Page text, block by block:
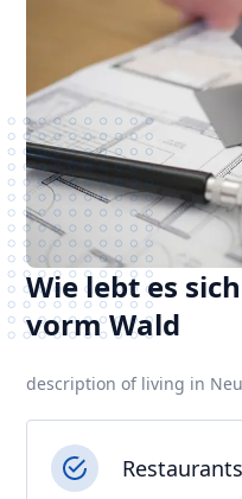
Wie lebt es
vorm Wald
description of living in
Restaurants